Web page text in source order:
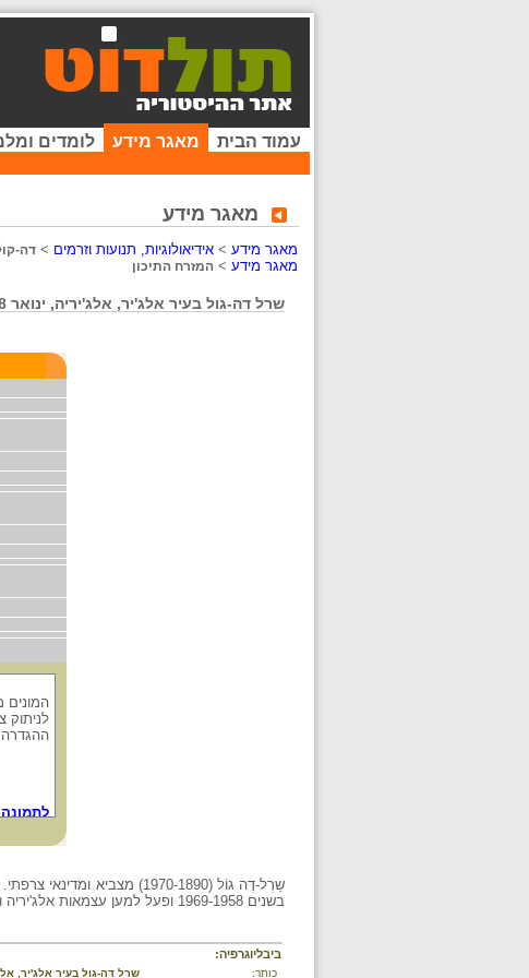
עמוד הבית מאגר מידע לומדים
מאגר מידע
מאגר מידע > אידיאולוגיות, תנועות וזרמים > דה-
מאגר מידע > המזרח התיכון
שרל דה-גול בעיר אלג'יר, אלג'יריה, ינואר 1958
המונים
לניתוק
ההגדרה
שַרְל-דֶה גוֹל (1970-1890) מצביא ומדינאי צרפתי. הנהיג את "צבא צרפת החופשית" בימי מלחמת העולם השנייה והתנגד
בשנים 1969-1958 ופעל למען עצמאות אלג'יריה ולאיחוד מדינות אירופה ושחרורן מהשפעת ארצות הברית.
ביבליוגרפיה:
כותר: שרל דה-גול בעיר אלג'יר,